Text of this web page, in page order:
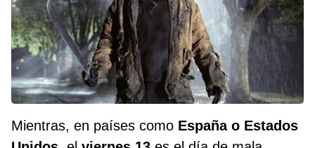
Mientras, en países como España o Estados